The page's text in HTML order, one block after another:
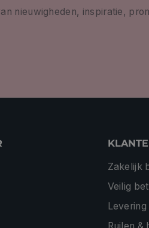
nieuwigheden, inspiratie,
Zakelijk
Veilig
Ruilen &